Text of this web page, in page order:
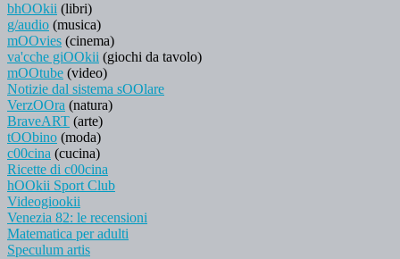
bhOOkii (libri)
g/audio (musica)
mOOvies (cinema)
va'cche giOOkii (giochi da tavolo)
mOOtube (video)
Notizie dal sistema sOOlare
VerzOOra (natura)
BraveART (arte)
tOObino (moda)
c00cina (cucina)
Ricette di c00cina
hOOkii Sport Club
Videogiookii
Venezia 82: le recensioni
Matematica per adulti
Speculum artis